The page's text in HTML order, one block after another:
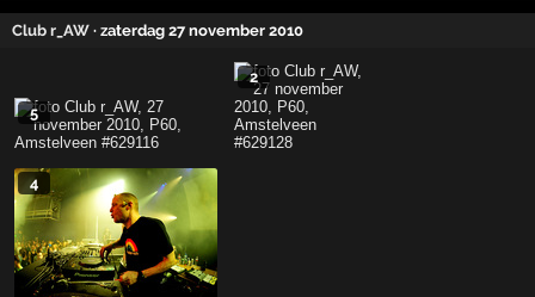
Club r_AW · zaterdag 27 november 2010
5
2
4